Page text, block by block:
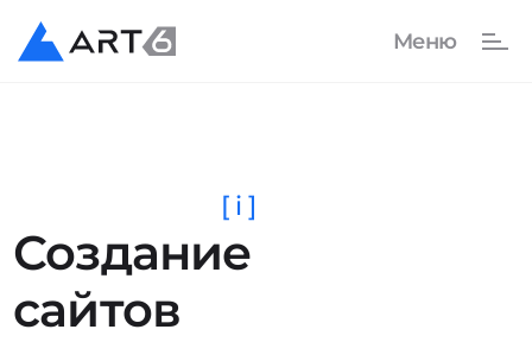
Создание
сайтов
[ i ]